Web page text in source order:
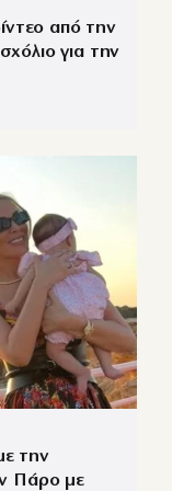
από την
για την
την
Πάρο με